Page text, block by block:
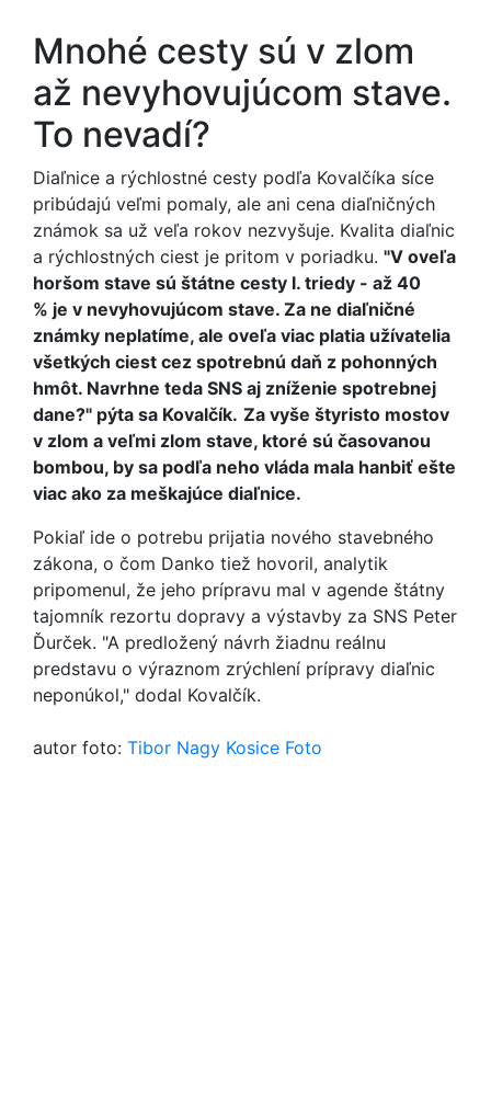
Mnohé cesty sú v zlom
až nevyhovujúcom stave.
To nevadí?
Diaľnice a rýchlostné cesty podľa Kovalčíka síce
pribúdajú veľmi pomaly, ale ani cena diaľničných
známok sa už veľa rokov nezvyšuje. Kvalita diaľnic
a rýchlostných ciest je pritom v poriadku. "V oveľa
horšom stave sú štátne cesty I. triedy - až 40
% je v nevyhovujúcom stave. Za ne diaľničné
známky neplatíme, ale oveľa viac platia užívatelia
všetkých ciest cez spotrebnú daň z pohonných
hmôt. Navrhne teda SNS aj zníženie spotrebnej
dane?" pýta sa Kovalčík. Za vyše štyristo mostov
v zlom a veľmi zlom stave, ktoré sú časovanou
bombou, by sa podľa neho vláda mala hanbiť ešte
viac ako za meškajúce diaľnice.
Pokiaľ ide o potrebu prijatia nového stavebného
zákona, o čom Danko tiež hovoril, analytik
pripomenul, že jeho prípravu mal v agende štátny
tajomník rezortu dopravy a výstavby za SNS Peter
Ďurček. "A predložený návrh žiadnu reálnu
predstavu o výraznom zrýchlení prípravy diaľnic
neponúkol," dodal Kovalčík.
autor foto: Tibor Nagy Kosice Foto